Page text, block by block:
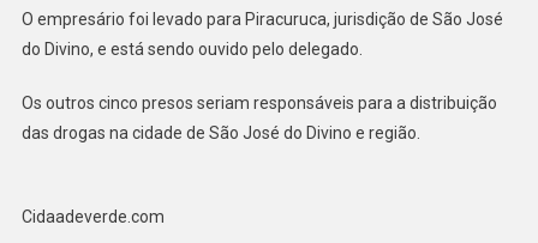
O empresário foi levado para Piracuruca, jurisdição de São José
do Divino, e está sendo ouvido pelo delegado.
Os outros cinco presos seriam responsáveis para a distribuição
das drogas na cidade de São José do Divino e região.
Cidaadeverde.com